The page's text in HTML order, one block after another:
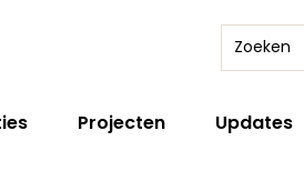
Projecten Updates